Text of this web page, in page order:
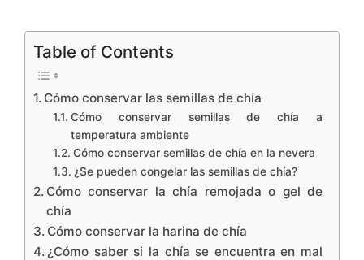
Table of Contents
Cómo conservar las semillas de chía
Cómo conservar semillas de chía a
temperatura ambiente
Cómo conservar semillas de chía en la nevera
¿Se pueden congelar las semillas de chía?
Cómo conservar la chía remojada o gel de
chía
Cómo conservar la harina de chía
¿Cómo saber si la chía se encuentra en mal